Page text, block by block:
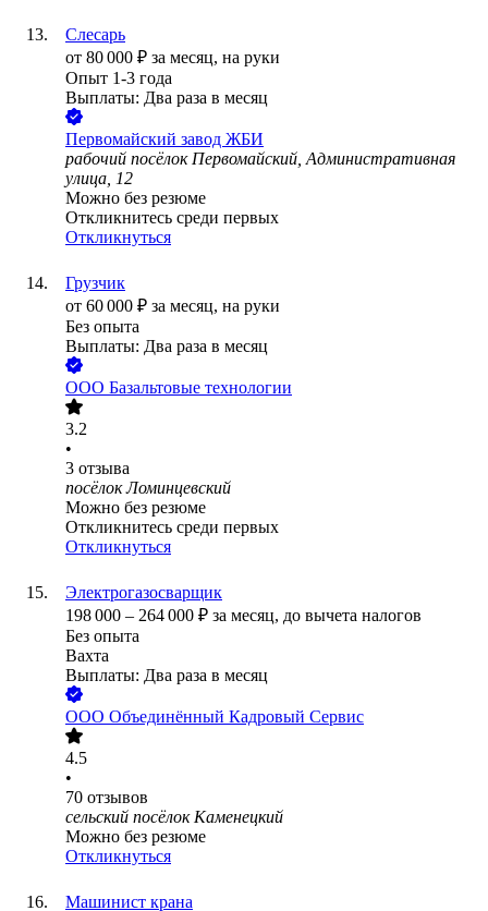
Слесарь
от 80 000 ₽ за месяц, на руки
Опыт 1-3 года
Выплаты: Два раза в месяц
Первомайский завод ЖБИ
рабочий посёлок Первомайский, Административная
улица, 12
Можно без резюме
Откликнитесь среди первых
Откликнуться
Грузчик
от 60 000 ₽ за месяц, на руки
Без опыта
Выплаты: Два раза в месяц
ООО Базальтовые технологии
3.2
•
3 отзыва
посёлок Ломинцевский
Можно без резюме
Откликнитесь среди первых
Откликнуться
Электрогазосварщик
198 000 – 264 000 ₽ за месяц, до вычета налогов
Без опыта
Вахта
Выплаты: Два раза в месяц
ООО Объединённый Кадровый Сервис
4.5
•
70 отзывов
сельский посёлок Каменецкий
Можно без резюме
Откликнуться
Машинист крана